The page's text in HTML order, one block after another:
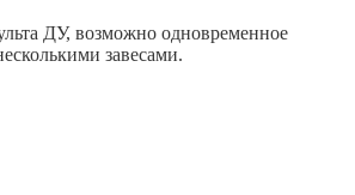
ДУ, возможно одновременное
завесами.